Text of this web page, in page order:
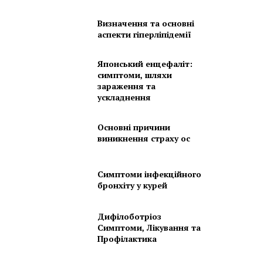
Визначення та основні
аспекти гіперліпідемії
Японський енцефаліт:
симптоми, шляхи
зараження та
ускладнення
Основні причини
виникнення страху ос
Симптоми інфекційного
бронхіту у курей
Дифілоботріоз
Симптоми, Лікування та
Профілактика